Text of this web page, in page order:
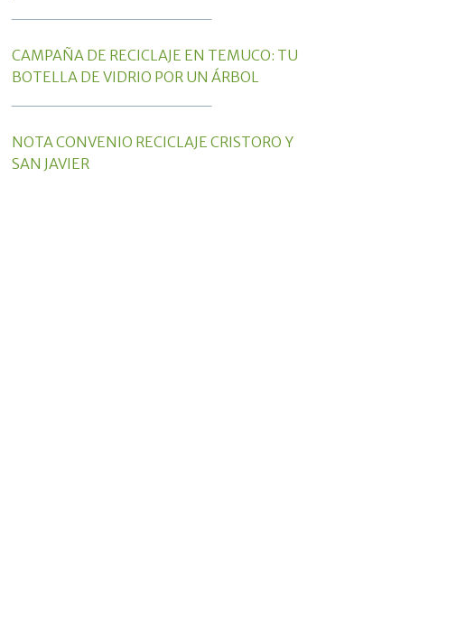
CAMPAÑA DE RECICLAJE EN TEMUCO: TU
BOTELLA DE VIDRIO POR UN ÁRBOL
NOTA CONVENIO RECICLAJE CRISTORO Y
SAN JAVIER